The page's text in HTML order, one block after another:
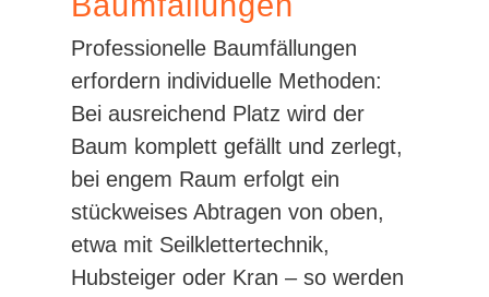
Professionelle Baumfällungen
erfordern individuelle Methoden:
Bei ausreichend Platz wird der
Baum komplett gefällt und zerlegt,
bei engem Raum erfolgt ein
stückweises Abtragen von oben,
etwa mit Seilklettertechnik,
Hubsteiger oder Kran – so werden